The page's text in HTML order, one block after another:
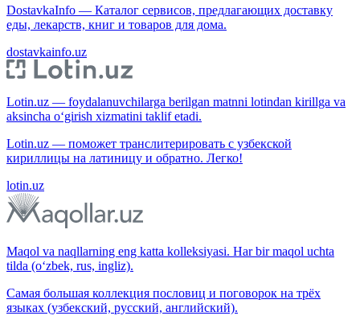
DostavkaInfo — Каталог сервисов, предлагающих доставку
еды, лекарств, книг и товаров для дома.
dostavkainfo.uz
Lotin.uz — foydalanuvchilarga berilgan matnni lotindan kirillga va
aksincha o‘girish xizmatini taklif etadi.
Lotin.uz — поможет транслитерировать с узбекской
кириллицы на латиницу и обратно. Легко!
lotin.uz
Maqol va naqllarning eng katta kolleksiyasi. Har bir maqol uchta
tilda (o‘zbek, rus, ingliz).
Самая большая коллекция пословиц и поговорок на трёх
языках (узбекский, русский, английский).